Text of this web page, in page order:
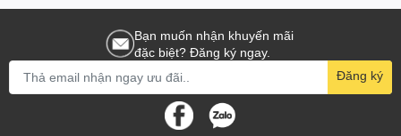
Bạn muốn nhận khuyến mãi
đặc biệt? Đăng ký ngay.
Đăng ký